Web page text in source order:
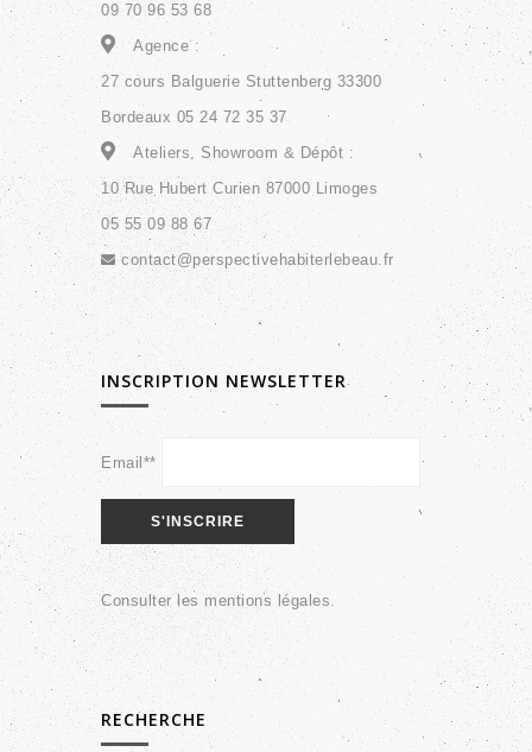
09 70 96 53 68
Agence :
27 cours Balguerie Stuttenberg 33300
Bordeaux 05 24 72 35 37
Ateliers, Showroom & Dépôt :
10 Rue Hubert Curien 87000 Limoges
05 55 09 88 67
contact@perspectivehabiterlebeau.fr
INSCRIPTION NEWSLETTER
Email**
Consulter lesmentions légales.
RECHERCHE